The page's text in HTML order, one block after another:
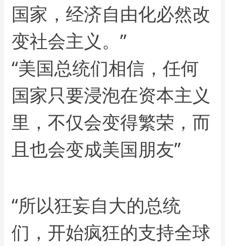
国家，经济自由化必然改
变社会主义。”
“美国总统们相信，任何
国家只要浸泡在资本主义
里，不仅会变得繁荣，而
且也会变成美国朋友”
“所以狂妄自大的总统
们，开始疯狂的支持全球